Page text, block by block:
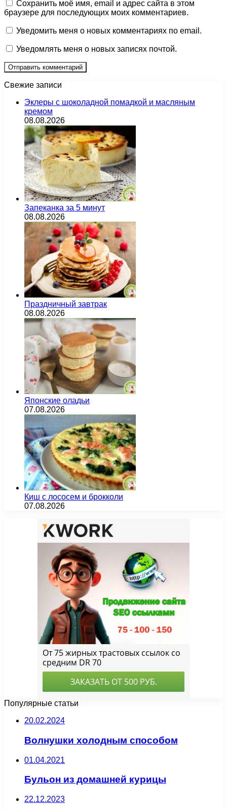
Сохранить моё имя, email и адрес сайта в этом
браузере для последующих моих комментариев.
Уведомить меня о новых комментариях по email.
Уведомлять меня о новых записях почтой.
Свежие записи
Эклеры с шоколадной помадкой и масляным
кремом
08.08.2026
Запеканка за 5 минут
08.08.2026
Праздничный завтрак
08.08.2026
Японские оладьи
07.08.2026
Киш с лососем и брокколи
07.08.2026
Популярные статьи
20.02.2024
Волнушки холодным способом
01.04.2021
Бульон из домашней курицы
22.12.2023